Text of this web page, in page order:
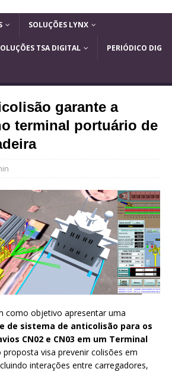
SOLUÇÕES LYNX
TSA DIGITAL PERIÓDICO DIG
garante a
terminal portuário de
como objetivo apresentar uma
de sistema de anticolisão para os
CN02 e CN03 em um Terminal
proposta visa prevenir colisões em
interações entre carregadores,